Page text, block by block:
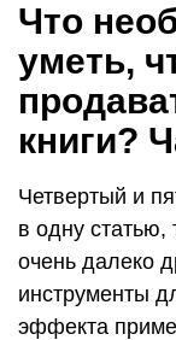
Что
уметь,
книги?
Четвертый и
в одну статью,
очень далеко
инструменты
эффекта